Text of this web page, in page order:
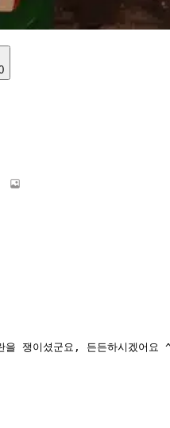
을 쟁이셨군요, 든든하시겠어요